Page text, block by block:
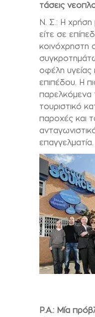
τάσεις
Ν. Σ.: H χρήση
είτε σε
κοινόχρηστη
οφέλη υγείας
επιπέδου. Η
παρελκόμενα
τουριστικό
παροχές και
επαγγελματία.
P.A.: Μία